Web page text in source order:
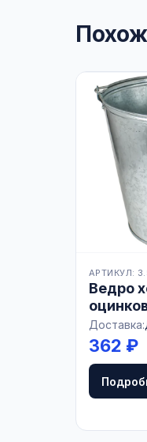
АРТИКУЛ:
Ведро
Россия
Доставка:
362 ₽